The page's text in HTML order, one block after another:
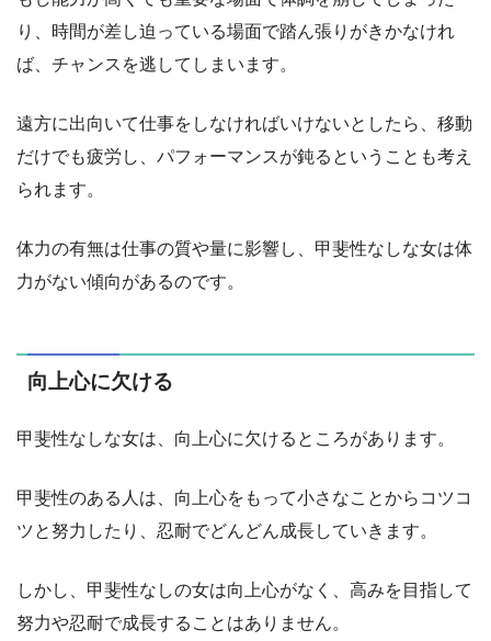
り、時間が差し迫っている場面で踏ん張りがきかなけれ
ば、チャンスを逃してしまいます。
遠方に出向いて仕事をしなければいけないとしたら、移動
だけでも疲労し、パフォーマンスが鈍るということも考え
られます。
体力の有無は仕事の質や量に影響し、甲斐性なしな女は体
力がない傾向があるのです。
向上心に欠ける
甲斐性なしな女は、向上心に欠けるところがあります。
甲斐性のある人は、向上心をもって小さなことからコツコ
ツと努力したり、忍耐でどんどん成長していきます。
しかし、甲斐性なしの女は向上心がなく、高みを目指して
努力や忍耐で成長することはありません。